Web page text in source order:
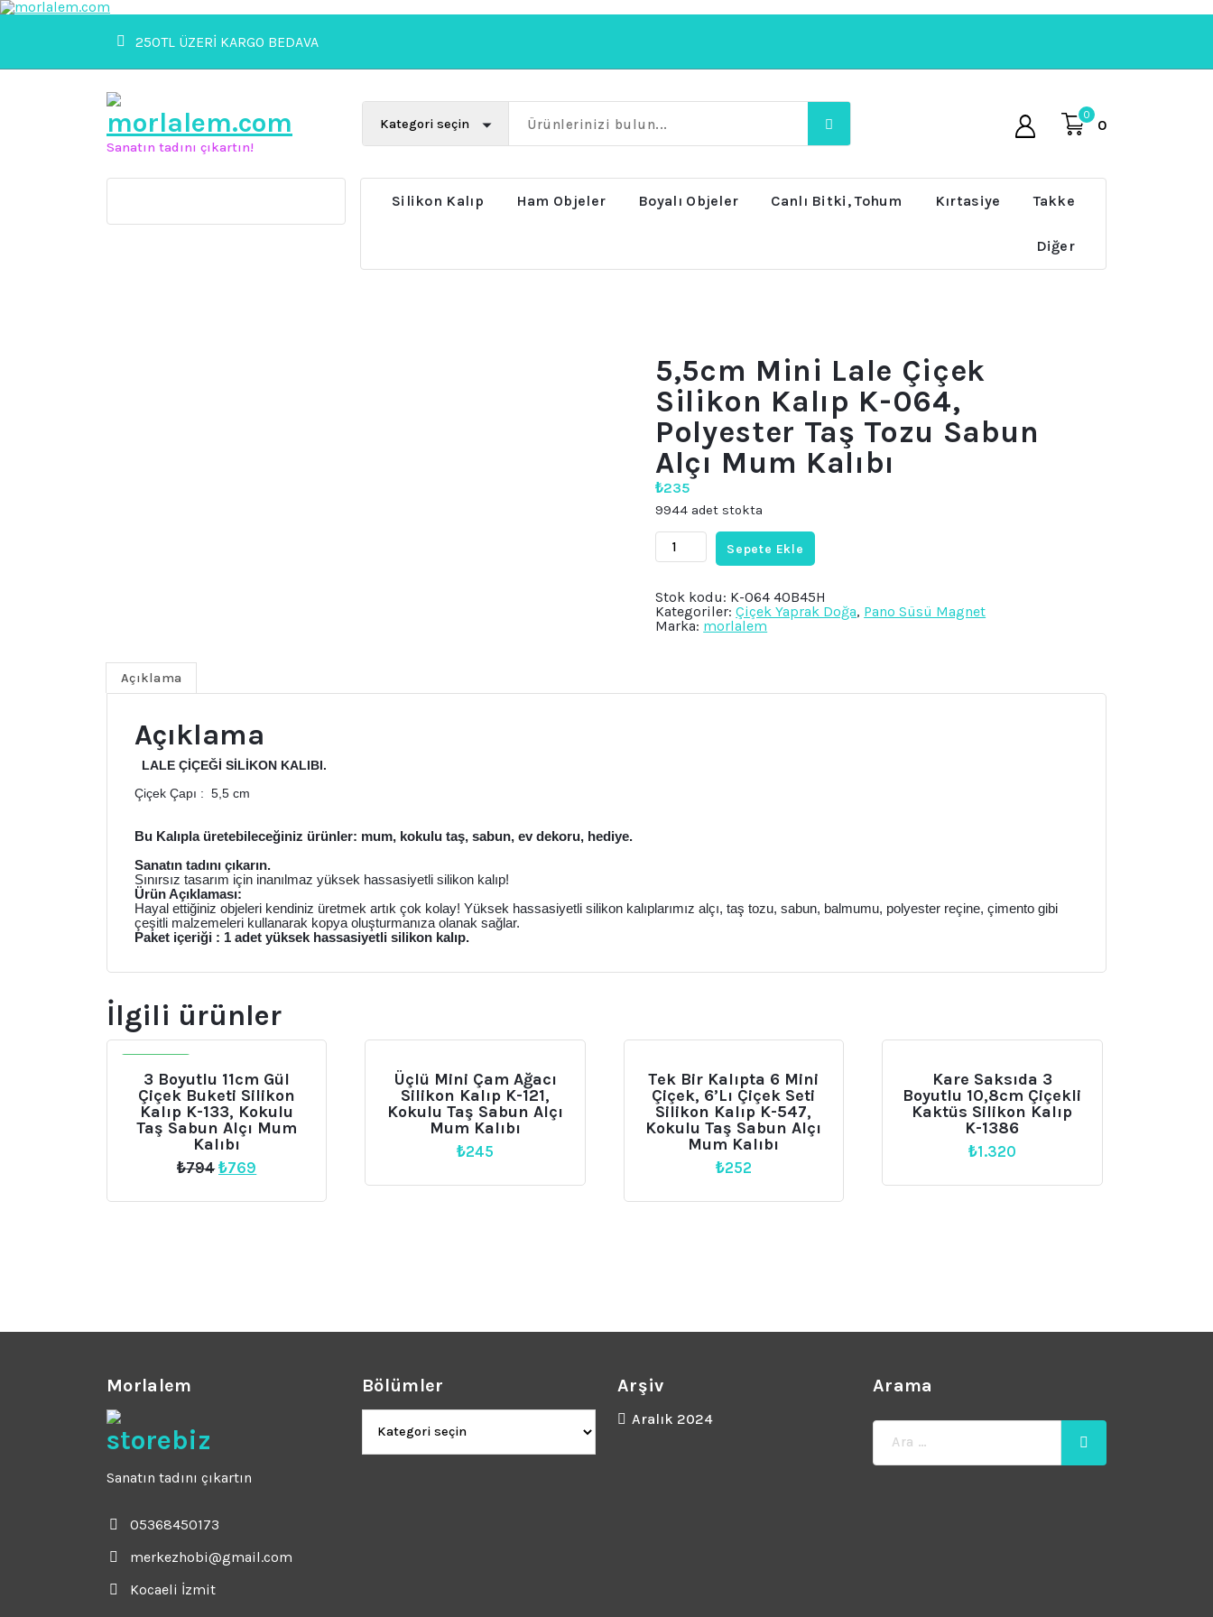
İçeriğe
geç
250TL ÜZERİ KARGO BEDAVA
Sanatın tadını çıkartın!
0
0
Silikon Kalıp Ham Objeler Boyalı Objeler Canlı Bitki, Tohum Kırtasiye Takke
Diğer
5,5cm Mini Lale Çiçek
Silikon Kalıp K-064,
Polyester Taş Tozu Sabun
Alçı Mum Kalıbı
₺235
9944 adet stokta
5,5cm
Mini
Lale
Silikon
Kalıp
K-
Sabun
Sepete Ekle
Stok kodu: K-064 40B45H
Kategoriler:Çiçek Yaprak Doğa, Pano Süsü Magnet
Marka: morlalem
Açıklama
Açıklama
LALE ÇİÇEĞİ SİLİKON KALIBI.
Çiçek Çapı : 5,5 cm
Bu Kalıpla üretebileceğiniz ürünler: mum, kokulu taş, sabun, ev dekoru, hediye.
Sanatın tadını çıkarın.
Sınırsız tasarım için inanılmaz yüksek hassasiyetli silikon kalıp!
Ürün Açıklaması:
Hayal ettiğiniz objeleri kendiniz üretmek artık çok kolay! Yüksek hassasiyetli silikon kalıplarımız alçı, taş tozu, sabun, balmumu, polyester reçine, çimento gibi
çeşitli malzemeleri kullanarak kopya oluşturmanıza olanak sağlar.
Paket içeriği : 1 adet yüksek hassasiyetli silikon kalıp.
İlgili ürünler
3 Boyutlu 11cm Gül
Çiçek Buketi Silikon
Kalıp K-133, Kokulu
Taş Sabun Alçı Mum
Kalıbı
₺794Orijinal
₺794.
₺769
fiyat:
Üçlü Mini Çam Ağacı
Silikon Kalıp K-121,
Kokulu Taş Sabun Alçı
Mum Kalıbı
₺245
Tek Bir Kalıpta 6 Mini
Çiçek, 6’lı Çiçek Seti
Silikon Kalıp K-547,
Kokulu Taş Sabun Alçı
Mum Kalıbı
₺252
Kare Saksıda 3
Boyutlu 10,8cm Çiçekli
Kaktüs Silikon Kalıp
K-1386
₺1.320
Morlalem
Sanatın tadını çıkartın
05368450173
merkezhobi@gmail.com
Kocaeli İzmit
Bölümler
Bölümler
Arşiv
Aralık 2024
Arama
Ara: